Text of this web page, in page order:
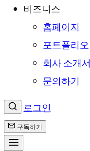
비즈니스
홈페이지
포트폴리오
회사 소개서
문의하기
로그인
구독하기